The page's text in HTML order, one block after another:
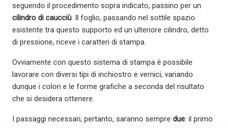
seguendo il procedimento sopra indicato, passino per un
cilindro di caucciù. Il foglio, passando nel sottile spazio
esistente tra questo supporto ed un ulteriore cilindro, detto
di pressione, riceve i caratteri di stampa.
Ovviamente con questo sistema di stampa è possibile
lavorare con diversi tipi di inchiostro e vernici, variando
dunque i colori e le forme grafiche a seconda del risultato
che si desidera ottenere.
I passaggi necessari, pertanto, saranno sempre due: il primo